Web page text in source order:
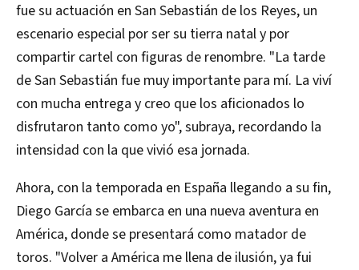
fue su actuación en San Sebastián de los Reyes, un
escenario especial por ser su tierra natal y por
compartir cartel con figuras de renombre. "La tarde
de San Sebastián fue muy importante para mí. La viví
con mucha entrega y creo que los aficionados lo
disfrutaron tanto como yo", subraya, recordando la
intensidad con la que vivió esa jornada.
Ahora, con la temporada en España llegando a su fin,
Diego García se embarca en una nueva aventura en
América, donde se presentará como matador de
toros. "Volver a América me llena de ilusión, ya fui